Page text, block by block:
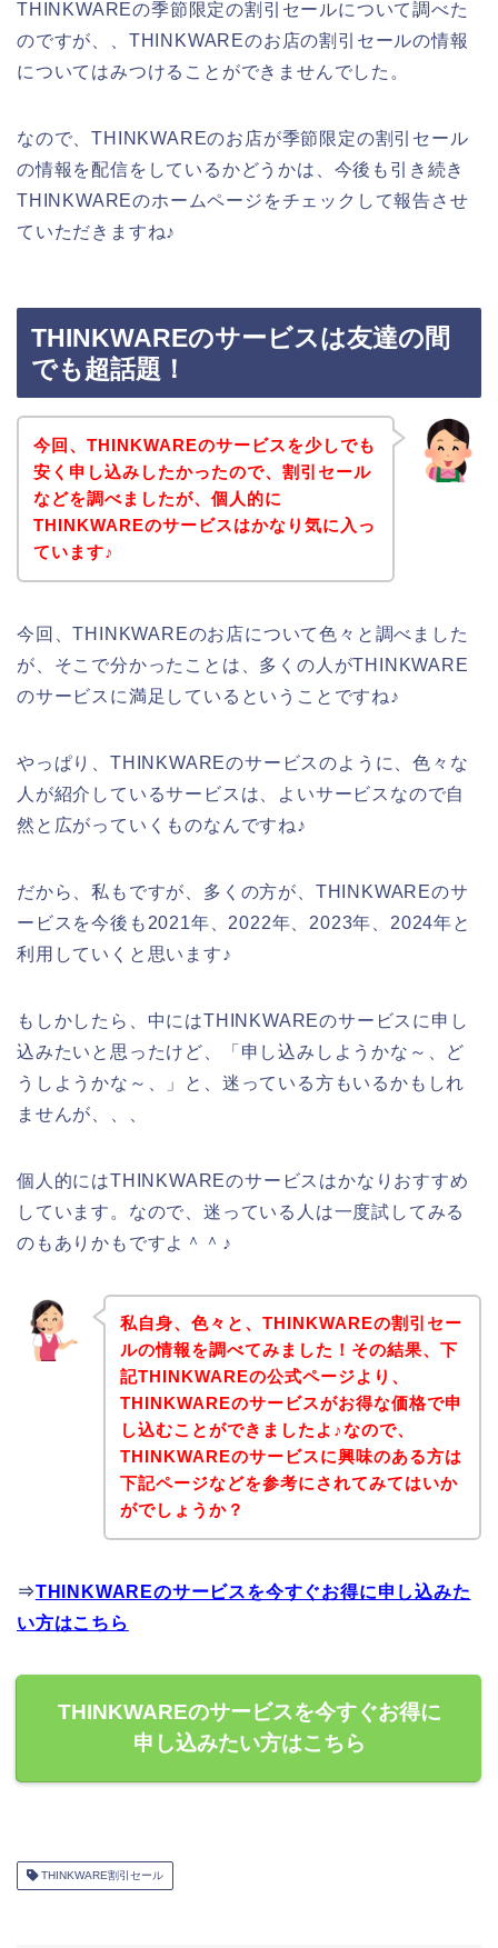
THINKWAREの季節限定の割引セールについて調べた
のですが、、THINKWAREのお店の割引セールの情報
についてはみつけることができませんでした。
なので、THINKWAREのお店が季節限定の割引セール
の情報を配信をしているかどうかは、今後も引き続き
THINKWAREのホームページをチェックして報告させ
ていただきますね♪
THINKWAREのサービスは友達の間
でも超話題！
今回、THINKWAREのサービスを少しでも
安く申し込みしたかったので、割引セール
などを調べましたが、個人的に
THINKWAREのサービスはかなり気に入っ
ています♪
今回、THINKWAREのお店について色々と調べました
が、そこで分かったことは、多くの人がTHINKWARE
のサービスに満足しているということですね♪
やっぱり、THINKWAREのサービスのように、色々な
人が紹介しているサービスは、よいサービスなので自
然と広がっていくものなんですね♪
だから、私もですが、多くの方が、THINKWAREのサ
ービスを今後も2021年、2022年、2023年、2024年と
利用していくと思います♪
もしかしたら、中にはTHINKWAREのサービスに申し
込みたいと思ったけど、「申し込みしようかな～、ど
うしようかな～、」と、迷っている方もいるかもしれ
ませんが、、、
個人的にはTHINKWAREのサービスはかなりおすすめ
しています。なので、迷っている人は一度試してみる
のもありかもですよ＾＾♪
私自身、色々と、THINKWAREの割引セー
ルの情報を調べてみました！その結果、下
記THINKWAREの公式ページより、
THINKWAREのサービスがお得な価格で申
し込むことができましたよ♪なので、
THINKWAREのサービスに興味のある方は
下記ページなどを参考にされてみてはいか
がでしょうか？
⇒THINKWAREのサービスを今すぐお得に申し込みた
い方はこちら
THINKWAREのサービスを今すぐお得に
申し込みたい方はこちら
THINKWARE割引セール